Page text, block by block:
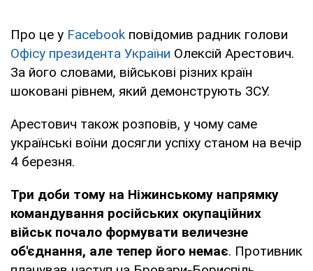
Про це у Facebook повідомив радник голови
Офісу президента України Олексій Арестович.
За його словами, військові різних країн
шоковані рівнем, який демонструють ЗСУ.
Арестович також розповів, у чому саме
українські воїни досягли успіху станом на вечір
4 березня.
Три доби тому на Ніжинському напрямку
командування російських окупаційних
військ почало формувати величезне
об'єднання, але тепер його немає. Противник